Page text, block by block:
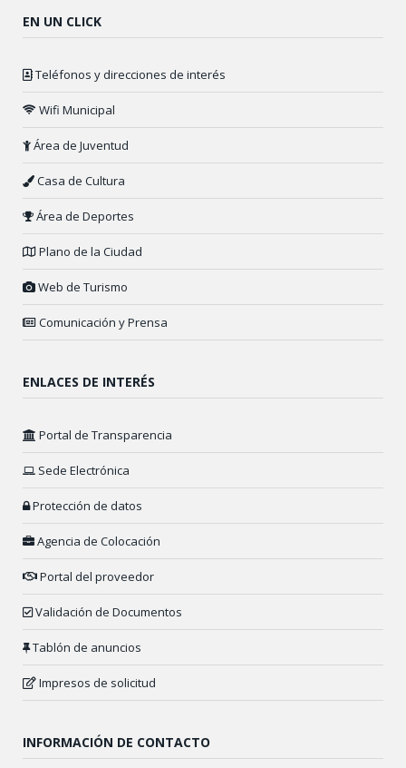
EN UN CLICK
Teléfonos y direcciones de interés
Wifi Municipal
Área de Juventud
Casa de Cultura
Área de Deportes
Plano de la Ciudad
Web de Turismo
Comunicación y Prensa
ENLACES DE INTERÉS
Portal de Transparencia
Sede Electrónica
Protección de datos
Agencia de Colocación
Portal del proveedor
Validación de Documentos
Tablón de anuncios
Impresos de solicitud
INFORMACIÓN DE CONTACTO